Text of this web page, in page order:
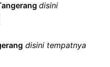
disini
disini tempatnya